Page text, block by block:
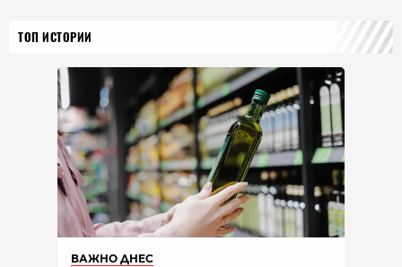
ТОП ИСТОРИИ
ВАЖНО ДНЕС